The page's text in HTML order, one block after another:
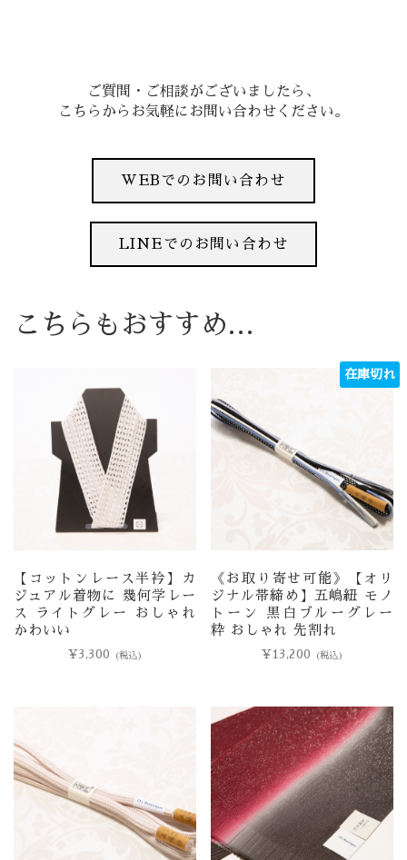
ご質問・ご相談がございましたら、
こちらからお気軽にお問い合わせください。
WEBでのお問い合わせ
LINEでのお問い合わせ
こちらもおすすめ…
【コットンレース半衿】カ
ジュアル着物に 幾何学レー
ス ライトグレー おしゃれ
かわいい
¥3,300 (税込)
《お取り寄せ可能》【オリ
ジナル帯締め】五嶋紐 モノ
トーン 黒白ブルーグレー
粋 おしゃれ 先割れ
在庫切れ
¥13,200 (税込)